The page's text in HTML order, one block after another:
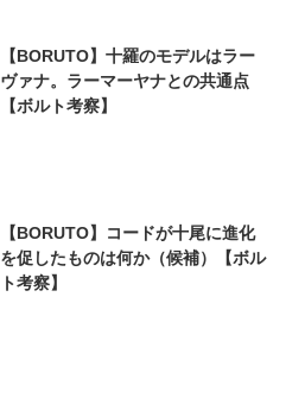
【BORUTO】十羅のモデルはラー
ヴァナ。ラーマーヤナとの共通点
【ボルト考察】
【BORUTO】コードが十尾に進化
を促したものは何か（候補）【ボル
ト考察】